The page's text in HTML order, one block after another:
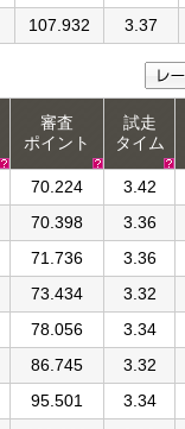
107.932 3.37
審査
ポイント
試走
タイム
70.224
3.42
70.398
3.36
71.736
3.36
73.434
3.32
78.056
3.34
86.745
3.32
95.501
3.34